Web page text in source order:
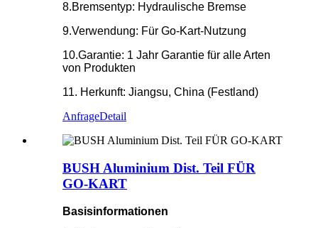
8.Bremsentyp: Hydraulische Bremse
9.Verwendung: Für Go-Kart-Nutzung
10.Garantie: 1 Jahr Garantie für alle Arten
von Produkten
11. Herkunft: Jiangsu, China (Festland)
AnfrageDetail
BUSH Aluminium Dist. Teil FÜR
GO-KART
Basisinformationen